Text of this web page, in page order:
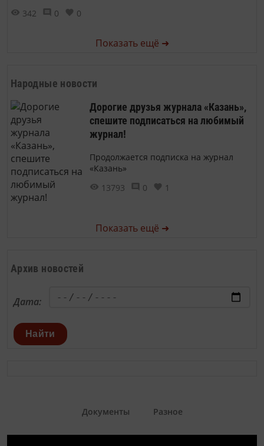
342
0 0
Показать ещё ➜
Народные новости
Дорогие друзья журнала «Казань»,
спешите подписаться на любимый
журнал!
Продолжается подписка на журнал
«Казань»
13793
0 1
Показать ещё ➜
Архив новостей
Дата:
Найти
Документы Разное